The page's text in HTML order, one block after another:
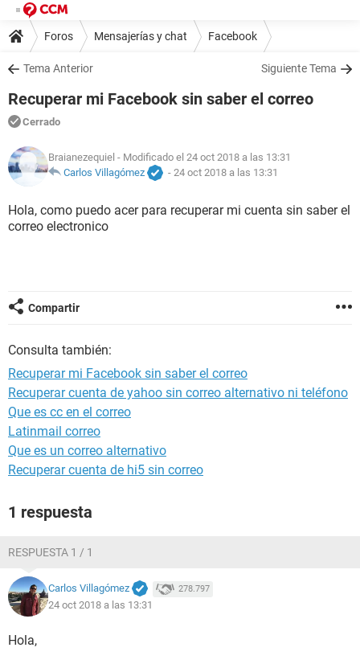
Foros Mensajerías y chat Facebook
Tema Anterior Siguiente Tema
Recuperar mi Facebook sin saber el correo
Cerrado
Braianezequiel - Modificado el 24 oct 2018 a las 13:31
Carlos Villagómez
- 24 oct 2018 a las 13:31
Hola, como puedo acer para recuperar mi cuenta sin saber el
correo electronico
Compartir
Consulta también:
Recuperar mi Facebook sin saber el correo
Recuperar cuenta de yahoo sin correo alternativo ni teléfono
Que es cc en el correo
Latinmail correo
Que es un correo alternativo
Recuperar cuenta de hi5 sin correo
1 respuesta
RESPUESTA 1 / 1
Carlos Villagómez 278.797
24 oct 2018 a las 13:31
Hola,